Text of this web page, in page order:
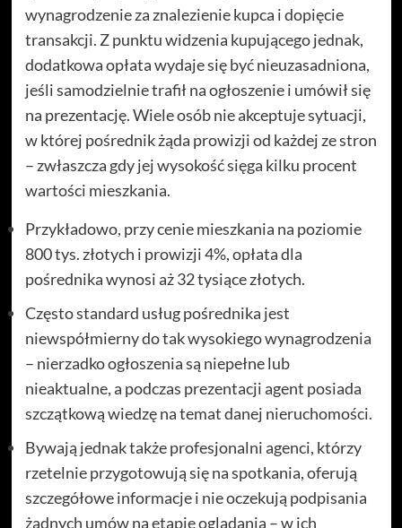
wynagrodzenie za znalezienie kupca i dopięcie
transakcji. Z punktu widzenia kupującego jednak,
dodatkowa opłata wydaje się być nieuzasadniona,
jeśli samodzielnie trafił na ogłoszenie i umówił się
na prezentację. Wiele osób nie akceptuje sytuacji,
w której pośrednik żąda prowizji od każdej ze stron
– zwłaszcza gdy jej wysokość sięga kilku procent
wartości mieszkania.
Przykładowo, przy cenie mieszkania na poziomie
800 tys. złotych i prowizji 4%, opłata dla
pośrednika wynosi aż 32 tysiące złotych.
Często standard usług pośrednika jest
niewspółmierny do tak wysokiego wynagrodzenia
– nierzadko ogłoszenia są niepełne lub
nieaktualne, a podczas prezentacji agent posiada
szczątkową wiedzę na temat danej nieruchomości.
Bywają jednak także profesjonalni agenci, którzy
rzetelnie przygotowują się na spotkania, oferują
szczegółowe informacje i nie oczekują podpisania
żadnych umów na etapie oglądania – w ich